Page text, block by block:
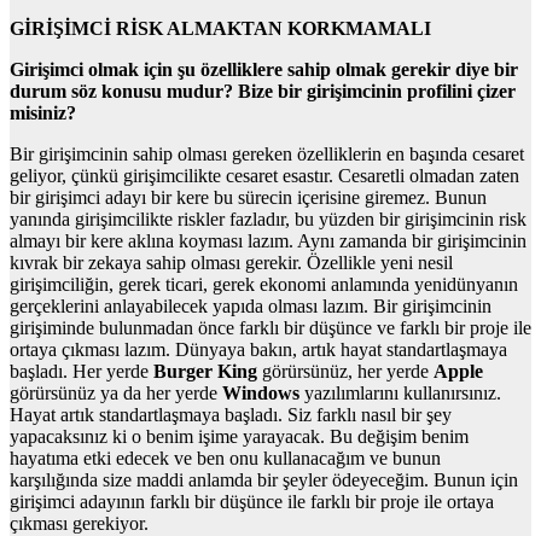
GİRİŞİMCİ RİSK ALMAKTAN KORKMAMALI
Girişimci olmak için şu özelliklere sahip olmak gerekir diye bir
durum söz konusu mudur? Bize bir girişimcinin profilini çizer
misiniz?
Bir girişimcinin sahip olması gereken özelliklerin en başında cesaret
geliyor, çünkü girişimcilikte cesaret esastır. Cesaretli olmadan zaten
bir girişimci adayı bir kere bu sürecin içerisine giremez. Bunun
yanında girişimcilikte riskler fazladır, bu yüzden bir girişimcinin risk
almayı bir kere aklına koyması lazım. Aynı zamanda bir girişimcinin
kıvrak bir zekaya sahip olması gerekir. Özellikle yeni nesil
girişimciliğin, gerek ticari, gerek ekonomi anlamında yenidünyanın
gerçeklerini anlayabilecek yapıda olması lazım. Bir girişimcinin
girişiminde bulunmadan önce farklı bir düşünce ve farklı bir proje ile
ortaya çıkması lazım. Dünyaya bakın, artık hayat standartlaşmaya
başladı. Her yerde Burger King görürsünüz, her yerde Apple
görürsünüz ya da her yerde Windows yazılımlarını kullanırsınız.
Hayat artık standartlaşmaya başladı. Siz farklı nasıl bir şey
yapacaksınız ki o benim işime yarayacak. Bu değişim benim
hayatıma etki edecek ve ben onu kullanacağım ve bunun
karşılığında size maddi anlamda bir şeyler ödeyeceğim. Bunun için
girişimci adayının farklı bir düşünce ile farklı bir proje ile ortaya
çıkması gerekiyor.